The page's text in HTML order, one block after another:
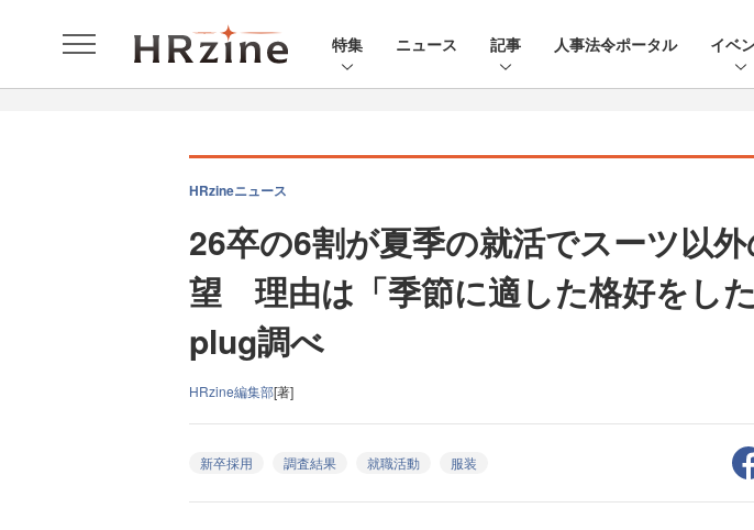
特集 ニュース 記事 人事法令ポータル イベ
HRzineニュース
26卒の6割が夏季の就活でスーツ以
望 理由は「季節に適した格好をし
plug調べ
HRzine編集部[著]
新卒採用 調査結果 就職活動 服装